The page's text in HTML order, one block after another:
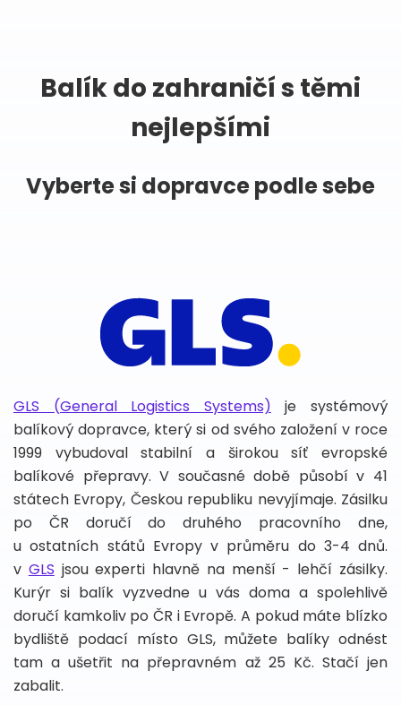
Balík do zahraničí s těmi
nejlepšími
Vyberte si dopravce podle sebe
GLS (General Logistics Systems) je systémový
balíkový dopravce, který si od svého založení v roce
1999 vybudoval stabilní a širokou síť evropské
balíkové přepravy. V současné době působí v 41
státech Evropy, Českou republiku nevyjímaje. Zásilku
po ČR doručí do druhého pracovního dne,
u ostatních států Evropy v průměru do 3-4 dnů.
v GLS jsou experti hlavně na menší - lehčí zásilky.
Kurýr si balík vyzvedne u vás doma a spolehlivě
doručí kamkoliv po ČR i Evropě. A pokud máte blízko
bydliště podací místo GLS, můžete balíky odnést
tam a ušetřit na přepravném až 25 Kč. Stačí jen
zabalit.